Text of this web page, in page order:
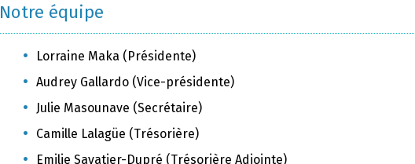
Notre équipe
Lorraine Maka (Présidente)
Audrey Gallardo (Vice-présidente)
Julie Masounave (Secrétaire)
Camille Lalagüe (Trésorière)
Emilie Savatier-Dupré (Trésorière Adjointe)